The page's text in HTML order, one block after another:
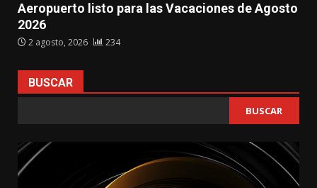
Aeropuerto listo para las Vacaciones de Agosto
2026
2 agosto, 2026 234
BUSCAR
BUSCAR